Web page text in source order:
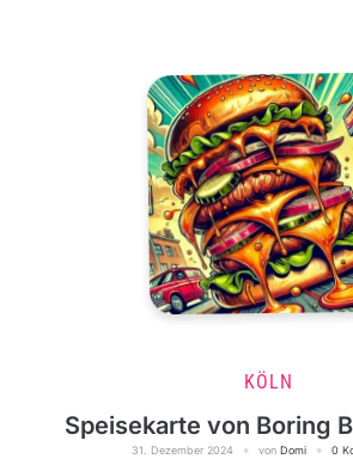
KÖLN
Speisekarte von Boring
31. Dezember 2024 von Domi 0